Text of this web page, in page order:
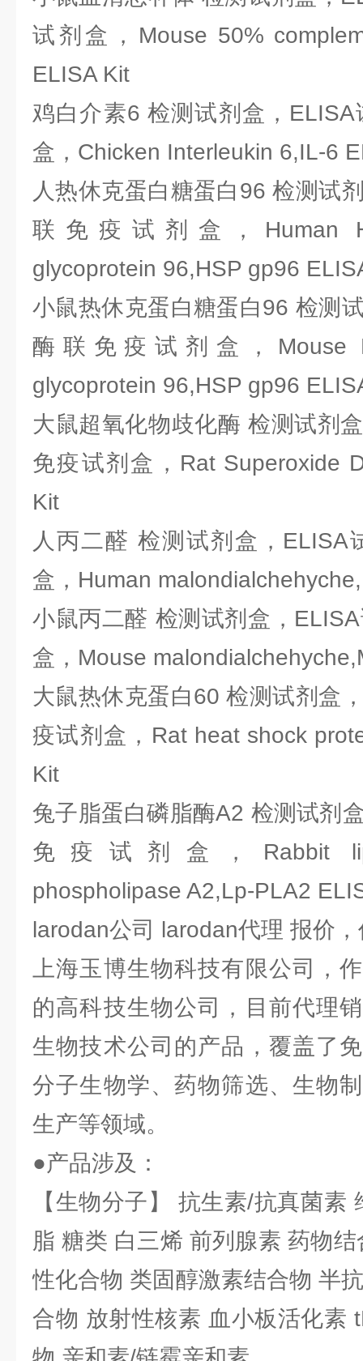
试剂盒，Mouse 50%
ELISA Kit
鸡白介素6 检测试剂盒，
盒，Chicken Interleukin 6,IL-6
人热休克蛋白糖蛋白96 检测试
联免疫试剂盒，Human
glycoprotein 96,HSP gp96
小鼠热休克蛋白糖蛋白96 检测
酶联免疫试剂盒，Mouse
glycoprotein 96,HSP gp96
大鼠超氧化物歧化酶 检测试剂
免疫试剂盒，Rat Superoxide
Kit
人丙二醛 检测试剂盒，ELISA
盒，Human
小鼠丙二醛 检测试剂盒，
盒，Mouse
大鼠热休克蛋白60 检测试剂盒
疫试剂盒，Rat heat shock
Kit
兔子脂蛋白磷脂酶A2 检测试剂
免疫试剂盒，Rabbit
phospholipase A2,Lp-PLA2
larodan公司 larodan代理 报价
上海玉博生物科技有限公司，
的高科技生物公司，目前代理
生物技术公司的产品，覆盖了
分子生物学、药物筛选、生物
生产等领域。
●产品涉及：
【生物分子】 抗生素/抗真菌素
脂 糖类 白三烯 前列腺素 药物
性化合物 类固醇激素结合物 半
合物 放射性核素 血小板活化素